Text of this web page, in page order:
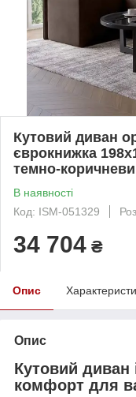
Кутовий диван
єврокнижка
темно-
В наявності
Код: ISM-051329
34 704 ₴
Опис
Опис
Кутовий
комфорт для